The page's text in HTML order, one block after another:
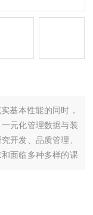
基本性能的同时，
元化管理数据与装
开发、品质管理、
面临多种多样的课